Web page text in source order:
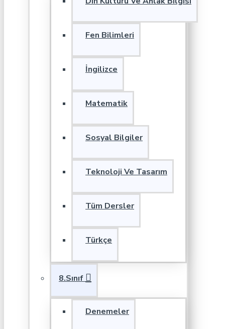
Fen Bilimleri
İngilizce
Matematik
Sosyal Bilgiler
Teknoloji Ve Tasarım
Tüm Dersler
Türkçe
8.Sınıf
Denemeler